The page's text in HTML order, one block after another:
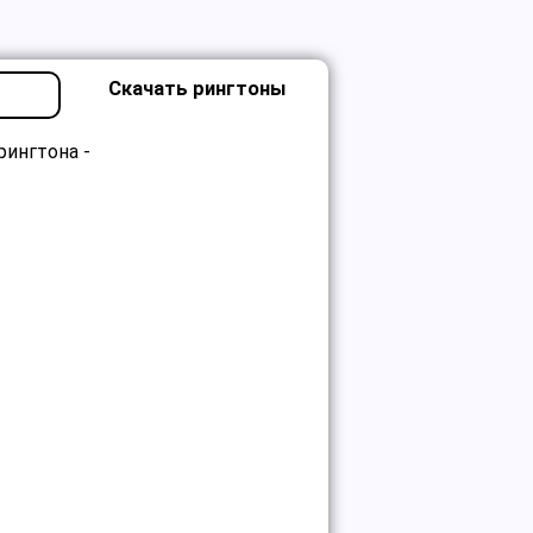
-
Скачать рингтоны